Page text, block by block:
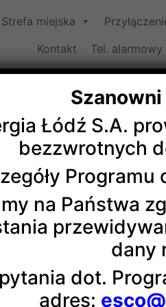
Strefa miejska
Kontakt
Tel. alarmowy
strefy ekonomiczne
zwolnień podatkowych dla
Łódź S.A.
bezzwrotnych
Programu
na Państwa
dany
dot.
adres: